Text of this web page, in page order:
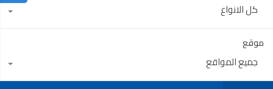
كل الانواع
موقع
جميع المواقع